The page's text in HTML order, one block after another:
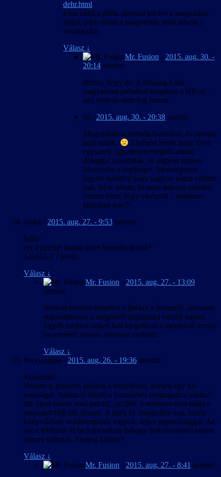
dehr.html
a bal oldal a játék, pirossal jelölve a magyarítás
fájljai, jobb oldalt a magyarítás, felül látszik a
verziószám.
Válasz ↓
Mr. Fusion - 2015. aug. 30. -
20:14 szerint:
Biztos, hogy de. A Missing Link
magyarítást próbálod telepíteni a HR-re,
ami nyilván nem fog menni.
6s - 2015. aug. 30. - 20:38 szerint:
Magyarítást szeretnék használni, és olvasni
nem tudok.
Elnézést kérek hogy ilyen
egyszerű, figyelmetlenségből adódó
dologgal zavartalak, és nagyon szépen
köszönöm a segítséget. Mentségemre
legyen mondva hogy nagyon régen vártam
már, fel is adtam, és most teljesen véletlen
vettem észre hogy elkészült – hatalmas
köszönet érte!!!
Joska - 2015. aug. 27. - 9:53 szerint:
hello
ezt a patchet honna lehet leszedni hozzá?
1.4.651.0 ? köszi
Válasz ↓
Mr. Fusion - 2015. aug. 27. - 13:09
szerint:
Normál esetben telepíted a játékot a Steamről, ahonnan
automatikusan a megfelelő (legújabb) verziót kapod.
Egyéb esetben neked kell megoldani a megfelelő verzió
beszerzését onnan, ahonnan szoktad.
Válasz ↓
buccypappa - 2015. aug. 26. - 19:36 szerint:
Sziasztok!
Nekem is gondom adódott a telepítéssel, kérnék egy kis
segítséget. Nálam is előjött a hozzáférés megtagadva xdelta3:
file open failed: read patch2_ori.000: a rendszer nem talája a
megadott fájlt stb. üzenet. A játék D: meghajtón van, külön
könyvtárban, rendszergazda vagyok, teljes jogosultsággal. Az
uac-t többször ki be kapcsoltam 8ahogy fent olvastam) sajnos
semmi változás. Esetleg ötletek?
Válasz ↓
Mr. Fusion - 2015. aug. 27. - 8:41 szerint: